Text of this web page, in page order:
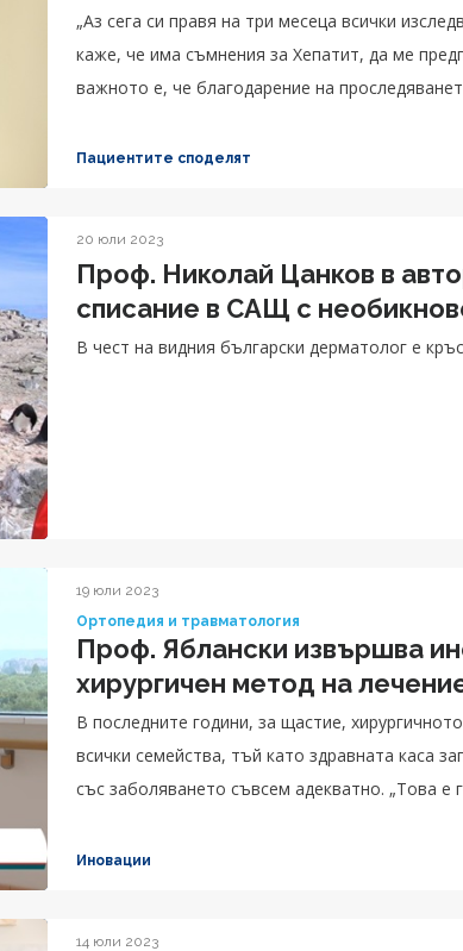
„Аз сега си правя на три месеца всички
каже, че има съмнения за Хепатит, да ме
важното е, че благодарение на
изследвания. Сега личният лекар не те
необходима.“, апелира Борис.
Пациентите споделят
20 юли 2023
Проф. Николай Цанков в
списание в САЩ с
В чест на видния български дерматолог е
19 юли 2023
Ортопедия и травматология
Проф. Яблански извършва
хирургичен метод на
В последните години, за щастие,
всички семейства, тъй като здравната каса
със заболяването съвсем адекватно. „Това е
средства и т.н. В наши дни здравната каса
Иновации
14 юли 2023